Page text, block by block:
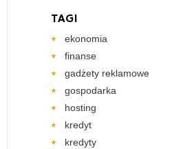
TAGI
ekonomia
finanse
gadżety reklamowe
gospodarka
hosting
kredyt
kredyty